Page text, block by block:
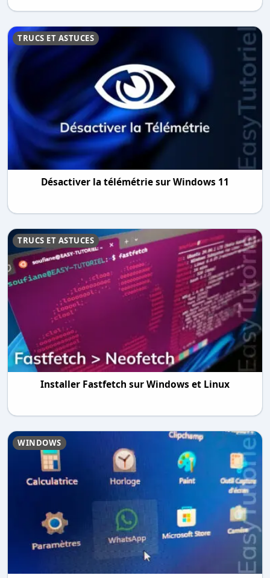
TRUCS ET ASTUCES
Désactiver la télémétrie sur Windows 11
TRUCS ET ASTUCES
Installer Fastfetch sur Windows et Linux
WINDOWS